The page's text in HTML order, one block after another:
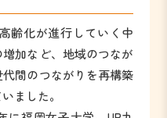
齢化が進行していく中
加など、地域のつなが
間のつながりを再構築
ました。